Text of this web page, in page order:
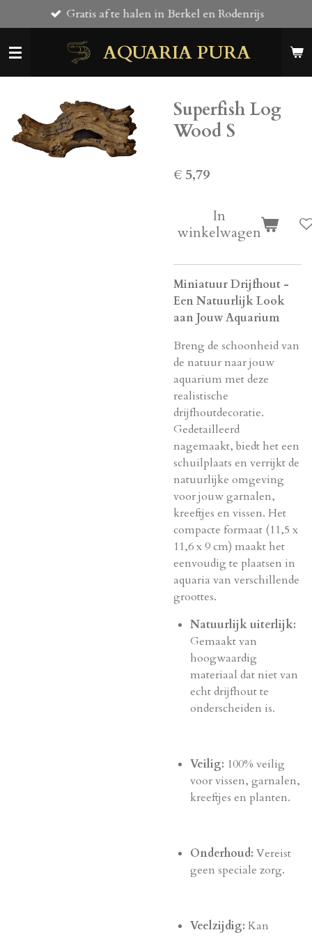
direct
naar
AQUARIA PURA
Gratis af te halen in Berkel en Rodenrijs
Superfish Log
Wood S
€ 5,79
In
winkelwagen
Miniatuur Drijfhout -
Een Natuurlijk Look
aan Jouw Aquarium
Breng de schoonheid van
de natuur naar jouw
aquarium met deze
realistische
drijfhoutdecoratie.
Gedetailleerd
nagemaakt, biedt het een
schuilplaats en verrijkt de
natuurlijke omgeving
voor jouw garnalen,
kreeftjes en vissen. Het
compacte formaat (11,5 x
11,6 x 9 cm) maakt het
eenvoudig te plaatsen in
aquaria van verschillende
groottes.
Natuurlijk uiterlijk:
Gemaakt van
hoogwaardig
materiaal dat niet van
echt drijfhout te
onderscheiden is.
Veilig: 100% veilig
voor vissen, garnalen,
kreeftjes en planten.
Onderhoud: Vereist
geen speciale zorg.
Veelzijdig: Kan